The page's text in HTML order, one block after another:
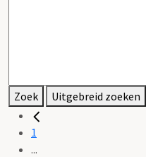
Zoek Uitgebreid zoeken
1
...